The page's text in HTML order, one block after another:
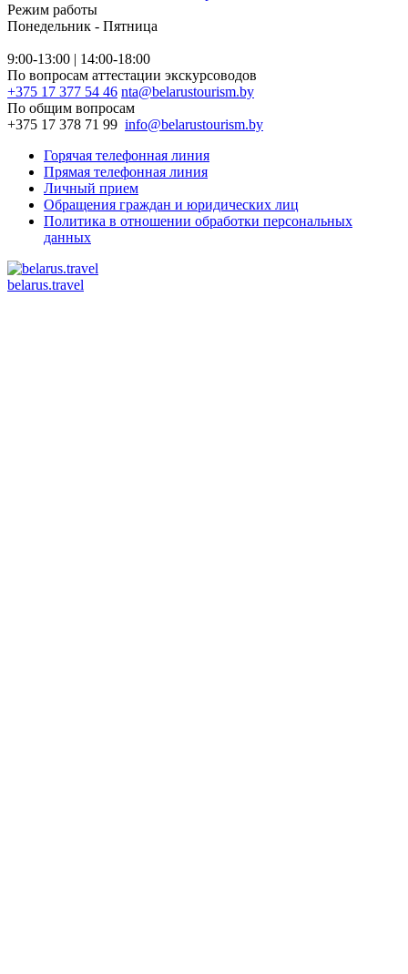
Режим работы
Понедельник - Пятница
9:00-13:00 | 14:00-18:00
По вопросам аттестации экскурсоводов
+375 17 377 54 46 nta@belarustourism.by
По общим вопросам
+375 17 378 71 99 info@belarustourism.by
Горячая телефонная линия
Прямая телефонная линия
Личный прием
Обращения граждан и юридических лиц
Политика в отношении обработки персональных
данных
belarus.travel